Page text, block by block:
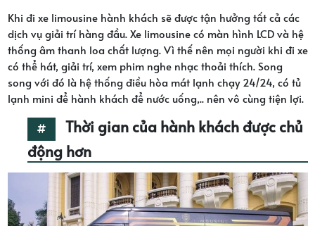
Khi đi xe limousine hành khách sẽ được tận hưởng tất cả các
dịch vụ giải trí hàng đầu. Xe limousine có màn hình LCD và hệ
thống âm thanh loa chất lượng. Vì thế nên mọi người khi đi xe
có thể hát, giải trí, xem phim nghe nhạc thoải thích. Song
song với đó là hệ thống điều hòa mát lạnh chạy 24/24, có tủ
lạnh mini để hành khách để nước uống,.. nên vô cùng tiện lợi.
Thời gian của hành khách được chủ
động hơn